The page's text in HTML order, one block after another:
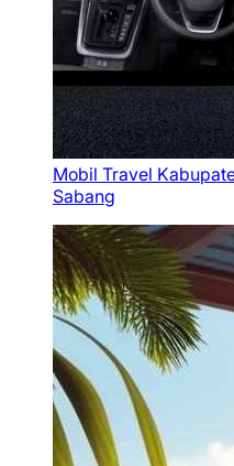
Mobil Travel
Sabang